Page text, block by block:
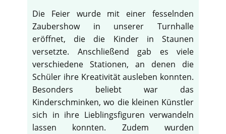
Die Feier wurde mit einer fesselnden
Zaubershow in unserer Turnhalle
eröffnet, die die Kinder in Staunen
versetzte. Anschließend gab es viele
verschiedene Stationen, an denen die
Schüler ihre Kreativität ausleben konnten.
Besonders beliebt war das
Kinderschminken, wo die kleinen Künstler
sich in ihre Lieblingsfiguren verwandeln
lassen konnten. Zudem wurden